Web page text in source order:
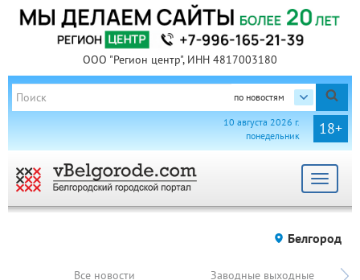
ООО "Регион центр", ИНН 4817003180
по новостям
18+
10 августа 2026 г.
понедельник
Toggle
Белгород
Все новости Заводные выходные